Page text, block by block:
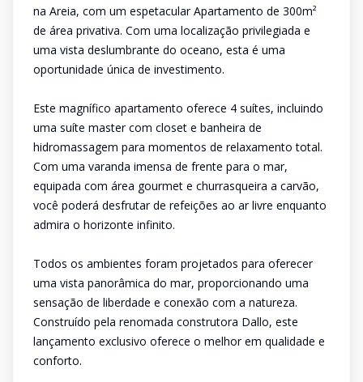
na Areia, com um espetacular Apartamento de 300m²
de área privativa. Com uma localização privilegiada e
uma vista deslumbrante do oceano, esta é uma
oportunidade única de investimento.
Este magnífico apartamento oferece 4 suítes, incluindo
uma suíte master com closet e banheira de
hidromassagem para momentos de relaxamento total.
Com uma varanda imensa de frente para o mar,
equipada com área gourmet e churrasqueira a carvão,
você poderá desfrutar de refeições ao ar livre enquanto
admira o horizonte infinito.
Todos os ambientes foram projetados para oferecer
uma vista panorâmica do mar, proporcionando uma
sensação de liberdade e conexão com a natureza.
Construído pela renomada construtora Dallo, este
lançamento exclusivo oferece o melhor em qualidade e
conforto.